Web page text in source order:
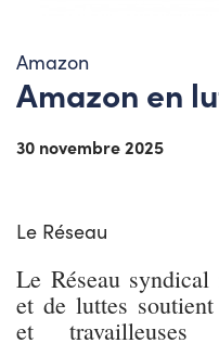
Amazon
Amazon en
30 novembre 2025
Le Réseau
Le Réseau
et de luttes
et travailleuses